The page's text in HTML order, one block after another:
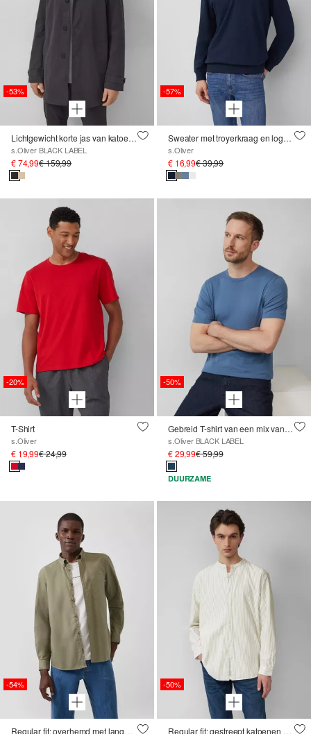
-53%
Lichtgewicht korte jas van katoenmix met omgeslagen kraag
s.Oliver BLACK LABEL
€ 74,99€ 159,99
-57%
Sweater met troyerkraag en logopatch
s.Oliver
€ 16,99€ 39,99
-20%
T-Shirt
s.Oliver
€ 19,99€ 24,99
-50%
Gebreid T-shirt van een mix van katoen en zijde
s.Oliver BLACK LABEL
€ 29,99€ 59,99
DUURZAME
-54%
Regular fit: overhemd met lange mouwen, kledingkleurstof en button-down kraag
-50%
Regular fit: gestreept katoenen overhemd met opstaande kraag